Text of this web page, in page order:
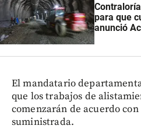
para que
anunció
El mandatario
que los trabajos de
comenzarán de acuerdo
suministrada.